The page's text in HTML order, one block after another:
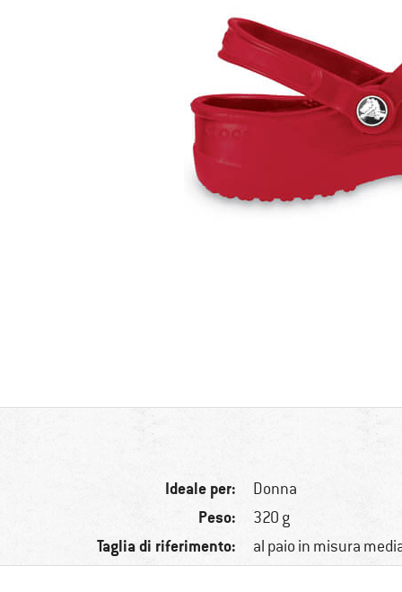
Ideale per: Donna
Peso: 320 g
Taglia di riferimento: al paio in misura